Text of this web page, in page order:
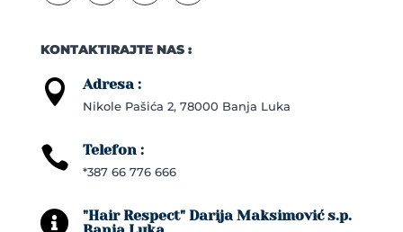
KONTAKTIRAJTE NAS :
 Adresa :
Nikole Pašića 2, 78000 Banja Luka
 Telefon :
*387 66 776 666

"Hair Respect" Darija Maksimović s.p.